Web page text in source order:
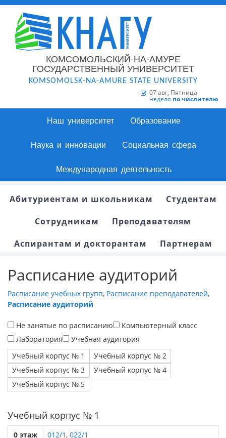
КОМСОМОЛЬСКИЙ-НА-АМУРЕ
ГОСУДАРСТВЕННЫЙ УНИВЕРСИТЕТ
KOMSOMOLSK-NA-AMURE STATE UNIVERSITY
07 авг, Пятница
неделя по числителю
Наш университет Образование
Наука и инновации Социальная сфера
Международная деятельность
Абитуриентам и школьникам
Студентам
Сотрудникам
Преподавателям
Аспирантам и докторантам
Партнерам
Расписание аудиторий
Расписание учебных групп, Расписание преподавателей,
Расписание аудиторий
Не занятые по расписанию
Компьютерный класс
Лаборатория
Учебная аудитория
Учебный корпус № 1
Учебный корпус № 2
Учебный корпус № 3
Учебный корпус № 4
Учебный корпус № 5
Учебный корпус № 1
0 этаж 012/1, 022/1